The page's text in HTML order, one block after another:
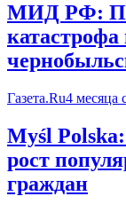
МИД РФ:
катастрофа
Газета.Ru4 месяца
Myśl
рост
граждан